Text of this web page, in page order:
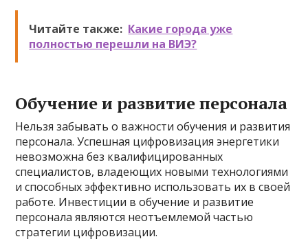
Читайте также: Какие города уже
полностью перешли на ВИЭ?
Обучение и развитие персонала
Нельзя забывать о важности обучения и развития
персонала. Успешная цифровизация энергетики
невозможна без квалифицированных
специалистов, владеющих новыми технологиями
и способных эффективно использовать их в своей
работе. Инвестиции в обучение и развитие
персонала являются неотъемлемой частью
стратегии цифровизации.